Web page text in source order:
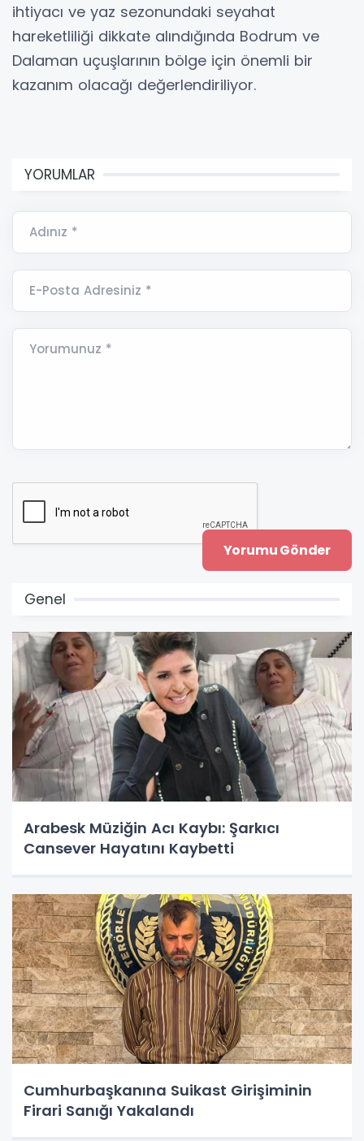
ihtiyacı ve yaz sezonundaki seyahat
hareketliliği dikkate alındığında Bodrum ve
Dalaman uçuşlarının bölge için önemli bir
kazanım olacağı değerlendiriliyor.
YORUMLAR
Adınız *
E-Posta Adresiniz *
Yorumunuz *
Genel
Arabesk Müziğin Acı Kaybı: Şarkıcı
Cansever Hayatını Kaybetti
Cumhurbaşkanına Suikast Girişiminin
Firari Sanığı Yakalandı